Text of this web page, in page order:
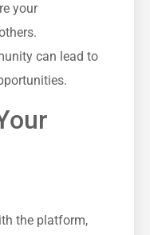
your
can lead to
the platform,